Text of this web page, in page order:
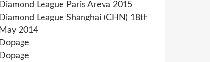
Diamond League Paris Areva 2015
Diamond League Shanghai (CHN) 18th
May 2014
Dopage
Dopage